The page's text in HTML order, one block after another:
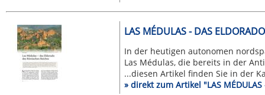
LAS MÉDULAS - DAS
In der heutigen autonomen
Las Médulas, die bereits in der
...diesen Artikel finden Sie in der
» direkt zum Artikel "LAS MÉDULAS